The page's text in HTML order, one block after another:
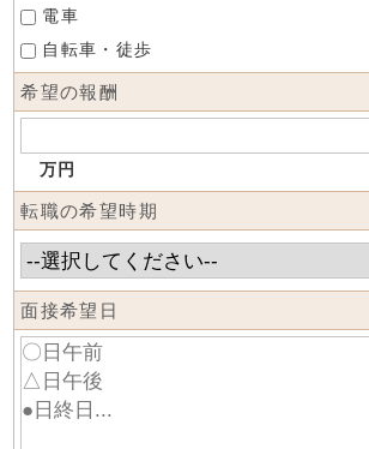
電車
自転車・徒歩
希望の報酬
万円
転職の希望時期
面接希望日